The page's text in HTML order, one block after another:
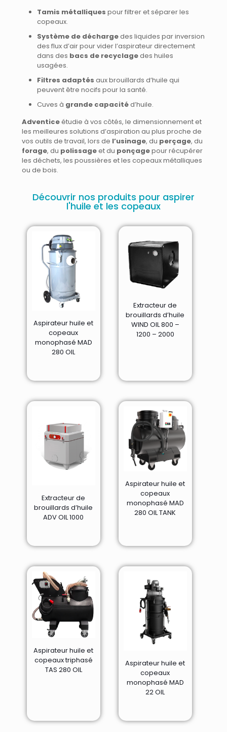
Tamis métalliques pour filtrer et séparer les
copeaux.
Système de déchargedes liquides par inversion
des flux d’air pour vider l’aspirateur directement
dans des bacs de recyclagedes huiles
usagées.
Filtres adaptés aux brouillards d’huile qui
peuvent être nocifs pour la santé.
Cuves à grande capacitéd’huile.
Adventiceétudie à vos côtés, le dimensionnement et
les meilleures solutions d’aspiration au plus proche de
vos outils de travail, lors de l’usinage, du perçage, du
forage, du polissageet du ponçagepour récupérer
les déchets, les poussières et les copeaux métalliques
ou de bois.
Découvrir nos produits pour aspirer
l'huile et les copeaux
Aspirateur huile et
copeaux
monophasé MAD
280 OIL
Extracteur de
brouillards d’huile
WIND OIL 800 –
1200 – 2000
Extracteur de
brouillards d’huile
ADV OIL 1000
Aspirateur huile et
copeaux
monophasé MAD
280 OIL TANK
Aspirateur huile et
copeaux triphasé
TAS 280 OIL
Aspirateur huile et
copeaux
monophasé MAD
22 OIL